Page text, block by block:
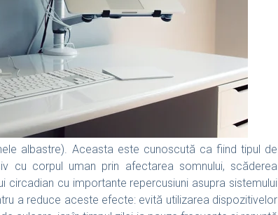
albastre). Aceasta este cunoscută ca fiind tipul de
cu corpul uman prin afectarea somnului, scăderea
circadian cu importante repercusiuni asupra sistemului
a reduce aceste efecte: evită utilizarea dispozitivelor